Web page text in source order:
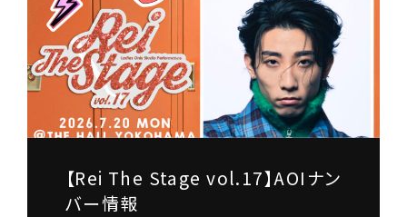
【Rei The Stage vol.17】AOIナン
バー情報